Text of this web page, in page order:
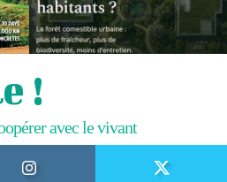
!
avec le vivant